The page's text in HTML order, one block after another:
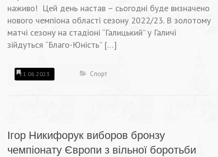
наживо! Цей день настав – сьогодні буде визначено
нового чемпіона області сезону 2022/23. В золотому
матчі сезону на стадіоні “Галицький” у Галичі
зійдуться “Благо-Юність” […]
21.06.2023 Спорт
Ігор Никифорук виборов бронзу
чемпіонату Європи з вільної боротьби